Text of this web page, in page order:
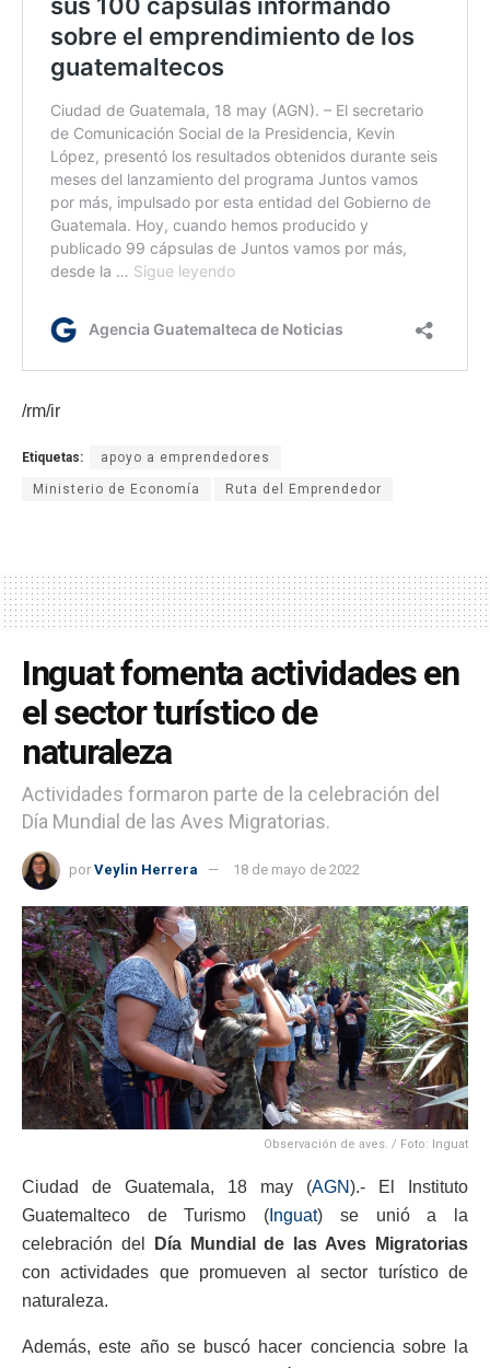
/rm/ir
Etiquetas: apoyo a emprendedores
Ministerio de Economía Ruta del Emprendedor
Inguat fomenta actividades en
el sector turístico de
naturaleza
Actividades formaron parte de la celebración del
Día Mundial de las Aves Migratorias.
por Veylin Herrera 18 de mayo de 2022
Observación de aves. / Foto: Inguat
Ciudad de Guatemala, 18 may (AGN).- El Instituto
Guatemalteco de Turismo ( Inguat) se unió a la
celebración del
Día Mundial de las Aves Migratorias
con actividades que promueven al sector turístico de
naturaleza.
Además, este año se buscó hacer conciencia sobre la